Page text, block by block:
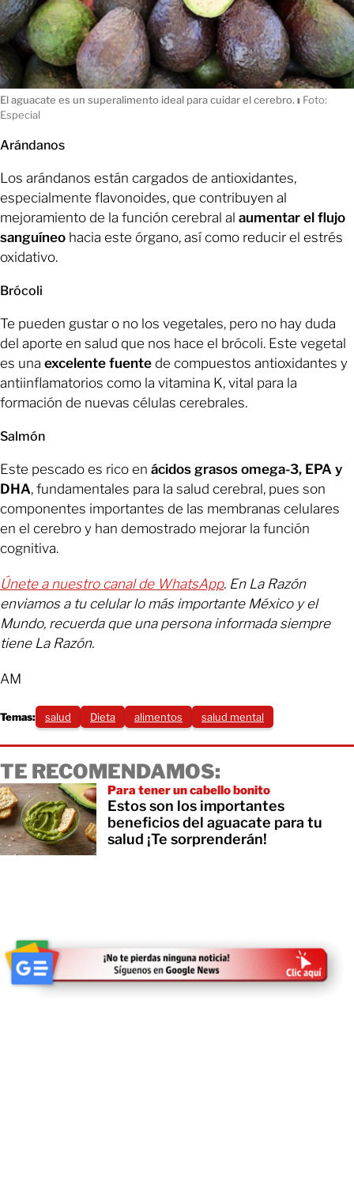
El aguacate es un superalimento ideal para cuidar el cerebro. ı Foto:
Especial
Arándanos
Los arándanos están cargados de antioxidantes,
especialmente flavonoides, que contribuyen al
mejoramiento de la función cerebral al aumentar el flujo
sanguíneo hacia este órgano, así como reducir el estrés
oxidativo.
Brócoli
Te pueden gustar o no los vegetales, pero no hay duda
del aporte en salud que nos hace el brócoli. Este vegetal
es una excelente fuente de compuestos antioxidantes y
antiinflamatorios como la vitamina K, vital para la
formación de nuevas células cerebrales.
Salmón
Este pescado es rico en ácidos grasos omega-3, EPA y
DHA, fundamentales para la salud cerebral, pues son
componentes importantes de las membranas celulares
en el cerebro y han demostrado mejorar la función
cognitiva.
Únete a nuestro canal de WhatsApp. En La Razón
enviamos a tu celular lo más importante México y el
Mundo, recuerda que una persona informada siempre
tiene La Razón.
AM
Temas: salud Dieta alimentos salud mental
TE RECOMENDAMOS:
Para tener un cabello bonito
Estos son los importantes
beneficios del aguacate para tu
salud ¡Te sorprenderán!